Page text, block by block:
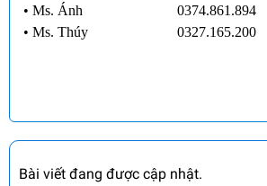
• Ms. Ánh
0374.861.894
• Ms. Thúy 0327.165.200
Bài viết đang được cập nhật.